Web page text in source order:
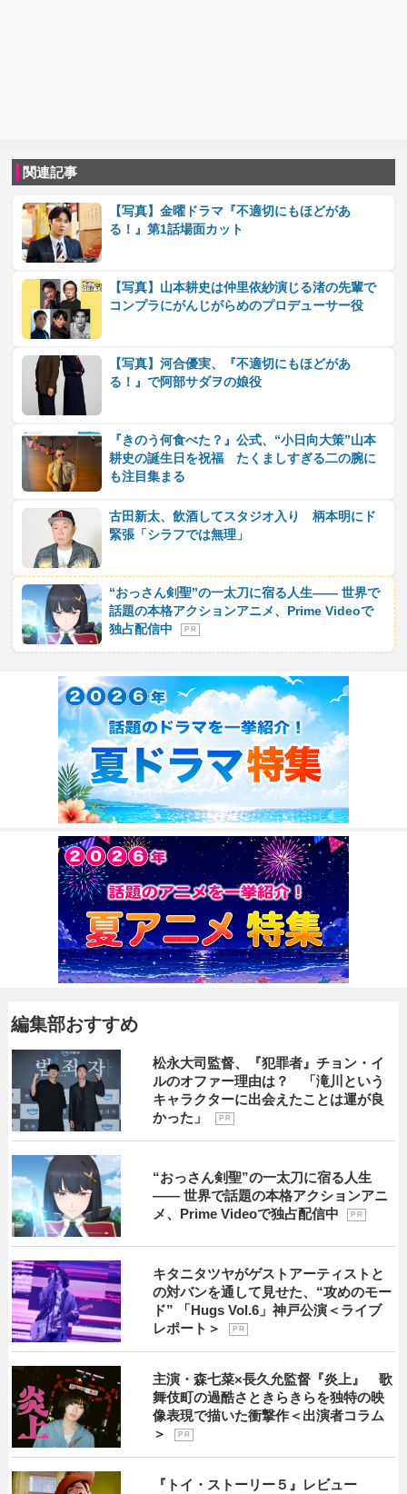
関連記事
【写真】金曜ドラマ『不適切にもほどがあ
る！』第1話場面カット
【写真】山本耕史は仲里依紗演じる渚の先輩で
コンプラにがんじがらめのプロデューサー役
【写真】河合優実、『不適切にもほどがあ
る！』で阿部サダヲの娘役
『きのう何食べた？』公式、“小日向大策”山本
耕史の誕生日を祝福 たくましすぎる二の腕に
も注目集まる
古田新太、飲酒してスタジオ入り 柄本明にド
緊張「シラフでは無理」
“おっさん剣聖”の一太刀に宿る人生―― 世界で
話題の本格アクションアニメ、Prime Videoで
独占配信中
P R
編集部おすすめ
松永大司監督、『犯罪者』チョン・イ
ルのオファー理由は？ 「滝川という
キャラクターに出会えたことは運が良
かった」
P R
“おっさん剣聖”の一太刀に宿る人生
―― 世界で話題の本格アクションアニ
メ、Prime Videoで独占配信中
P R
キタニタツヤがゲストアーティストと
の対バンを通して見せた、“攻めのモー
ド” 「Hugs Vol.6」神戸公演＜ライブ
レポート＞
P R
主演・森七菜×長久允監督『炎上』 歌
舞伎町の過酷さときらきらを独特の映
像表現で描いた衝撃作＜出演者コラム
＞
P R
『トイ・ストーリー５』レビュー